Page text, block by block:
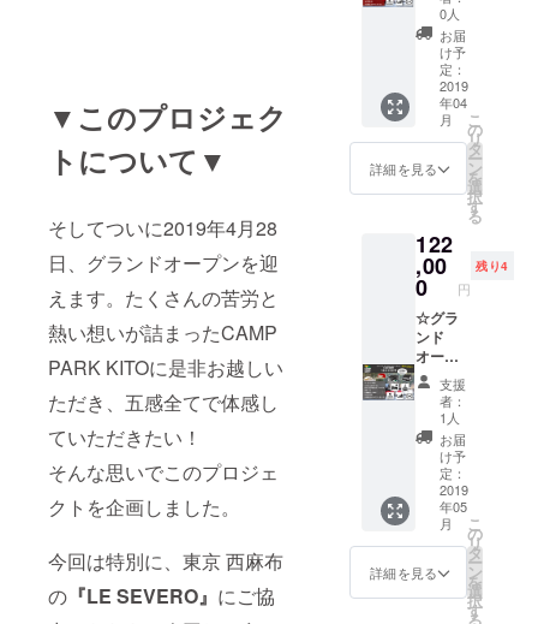
▼このプロジェク
トについて▼
そしてついに2019年4月28
日、グランドオープンを迎
えます。たくさんの苦労と
熱い想いが詰まったCAMP
PARK KITOに是非お越しい
ただき、五感全てで体感し
ていただきたい！
そんな思いでこのプロジェ
クトを企画しました。
今回は特別に、東京 西麻布
の 『LE SEVERO』 にご協
す。
（10,00
0円/
人）で
ディ
ナー追
加も可
能で
一人追
加され
52,000
円、お
二人追
る場合
は合計
62,000
円のご
支援を
お願い
いたし
ます。
追加し
忘れて
しまっ
た場合
地にて
ご精算
無料券
×2 ・ス
ペシャ
ルモー
ニング
回宿泊
20%OF
Fクーポ
2019年
5月1日
のみの
ご利用
となり
ます。
＊＊追
加料金
（10,00
0円/
人）で
ディ
ナー追
加も可
能で
す。お
一人追
加され
に1泊い
ただけ
る、今
回だけ
の特別
企画で
す。 ・
SEVER
Oディ
棟1泊券
・入浴
無料券
×2 ・ス
ペシャ
ルモー
ニング
×2 ・次
回宿泊
20%OF
Fクーポ
礼のお
手紙 ＊
2019年
4月29日
のみの
ご利用
シャル
ディ
ナーペ
ア券+コ
テージ
宿泊】
[2019年
4月30日
限定1
組]
SEVER
シャル
ディ
ナーと
モーニ
ングの
ペア
券、コ
テージ
に1泊い
ただけ
る、今
回だけ
の特別
企画で
す。 ・
SEVER
Oディ
ナー券
×2 ・コ
テージ1
0人
お届
け予
定：
2019
年04
月
詳細を見る
こ
の
リ
タ
ー
ン
を
選
択
す
る
122
,00
0 円
残り4
☆グラ
ンド
オープ
ンを記
念☆
【お好
きな宿
泊棟＋
BBQ券
5泊分】
[限定5
きな宿
泊棟に5
泊まで
お泊ま
支援
者：
1人
お届
け予
定：
2019
年05
月
詳細を見る
こ
の
リ
タ
ー
ン
を
選
択
す